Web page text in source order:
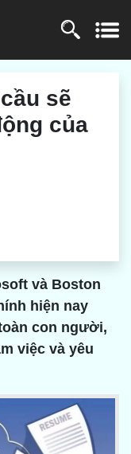
sẽ
của
và Boston
hiện nay
con người,
việc và yêu